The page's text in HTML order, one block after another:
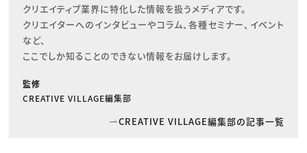
クリエイティブ業界に特化した情報を扱うメディアです。
クリエイターへのインタビューやコラム、各種セミナー、イベント
など、
ここでしか知ることのできない情報をお届けします。
監修
CREATIVE VILLAGE編集部
CREATIVE VILLAGE編集部の記事一覧